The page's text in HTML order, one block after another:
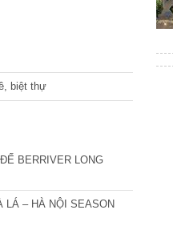
biệt thự
BERRIVER LONG
LÁ – HÀ NỘI SEASON